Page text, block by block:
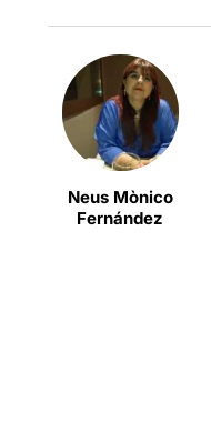
Neus Mònico
Fernández